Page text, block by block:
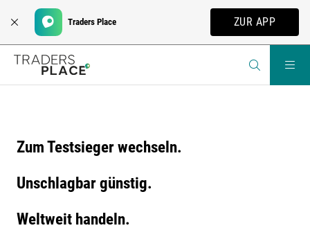
Traders Place ZUR APP
Zum Testsieger wechseln.
Unschlagbar günstig.
Weltweit handeln.